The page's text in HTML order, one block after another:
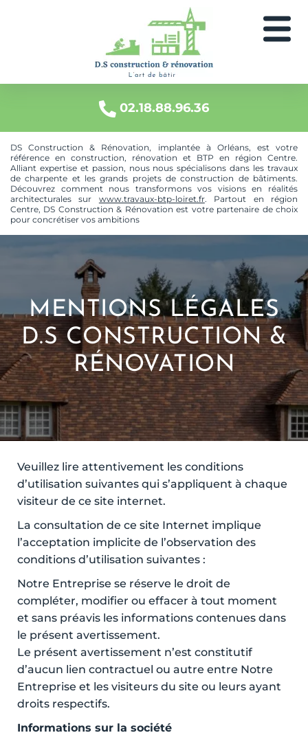
DS
Construction
&
Rénovation
L'art
bâtir
DS Construction & Rénovation, implantée à Orléans, est votre
référence en construction, rénovation et BTP en région Centre.
Alliant expertise et passion, nous nous spécialisons dans les travaux
de charpente et les grands projets de construction de bâtiments.
Découvrez comment nous transformons vos visions en réalités
architecturales sur www.travaux-btp-loiret.fr. Partout en région
Centre, DS Construction & Rénovation est votre partenaire de choix
pour concrétiser vos ambitions
02.18.88.96.36
MENTIONS LÉGALES
D.S CONSTRUCTION &
RÉNOVATION
Veuillez lire attentivement les conditions
d’utilisation suivantes qui s’appliquent à chaque
visiteur de ce site internet.
La consultation de ce site Internet implique
l’acceptation implicite de l’observation des
conditions d’utilisation suivantes :
Notre Entreprise se réserve le droit de
compléter, modifier ou effacer à tout moment
et sans préavis les informations contenues dans
le présent avertissement.
Le présent avertissement n’est constitutif
d’aucun lien contractuel ou autre entre Notre
Entreprise et les visiteurs du site ou leurs ayant
droits respectifs.
Informations sur la société